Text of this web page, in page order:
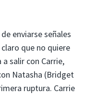
enviarse señales
que no quiere
salir con Carrie,
Natasha (Bridget
ruptura. Carrie